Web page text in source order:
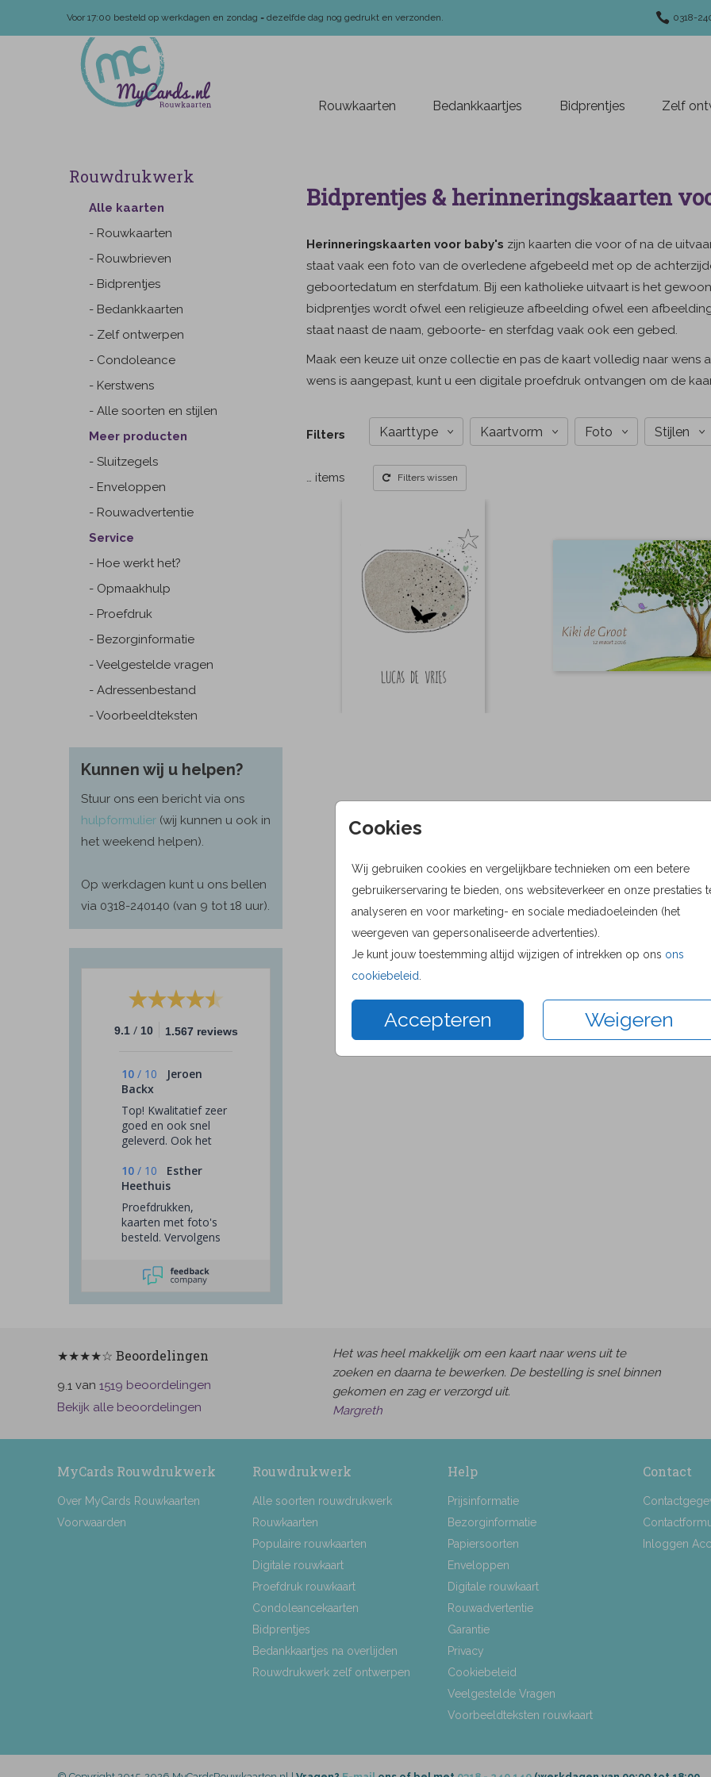
Voor 17:00 besteld op werkdagen en zondag = dezelfde dag nog gedrukt en verzonden. 0318-
Rouwkaarten Bedankkaartjes Bidprentjes Zelf
Cookies
Wij gebruiken cookies en vergelijkbare technieken om een betere
gebruikerservaring te bieden, ons websiteverkeer en onze prestaties
analyseren en voor marketing- en sociale mediadoeleinden (het
weergeven van gepersonaliseerde advertenties).
Je kunt jouw toestemming altijd wijzigen of intrekken op ons ons
cookiebeleid
Accepteren Weigeren
Rouwdrukwerk
Alle kaarten
- Rouwkaarten
- Rouwbrieven
- Bidprentjes
- Bedankkaarten
- Zelf ontwerpen
- Condoleance
- Kerstwens
- Alle soorten en stijlen
Meer producten
- Sluitzegels
- Enveloppen
- Rouwadvertentie
Service
- Hoe werkt het?
- Opmaakhulp
- Proefdruk
- Bezorginformatie
- Veelgestelde vragen
- Adressenbestand
- Voorbeeldteksten
Kunnen wij u helpen?
Stuur ons een bericht via ons
hulpformulier (wij kunnen u ook in
het weekend helpen).
Op werkdagen kunt u ons bellen
via 0318-240140 (van 9 tot 18 uur).
9.1 / 10 1.567 reviews
10 / 10
Jeroen
Backx
Top! Kwalitatief zeer
goed en ook snel
geleverd. Ook het
te maken is
gebruiksvriendelijk.
10 / 10
Esther
Heethuis
Proefdrukken,
kaarten met foto's
besteld. Vervolgens
gedaan,omdat ik
toch meer
Bidprentjes & herinneringskaarten
Herinneringskaarten voor baby's zijn kaarten die voor of na de
staat vaak een foto van de overledene afgebeeld met op de
geboortedatum en sterfdatum. Bij een katholieke uitvaart is het
bidprentjes wordt ofwel een religieuze afbeelding ofwel een
staat naast de naam, geboorte- en sterfdag vaak ook een gebed.
Maak een keuze uit onze collectie en pas de kaart volledig naar wens
wens is aangepast, kunt u een digitale proefdruk ontvangen om de
Filters Kaarttype Kaartvorm Foto Stijlen
… items Filters wissen
★★★★☆ Beoordelingen
9.1 van 1519 beoordelingen
Bekijk alle beoordelingen
Het was heel makkelijk om een kaart naar wens uit te
zoeken en daarna te bewerken. De bestelling is snel binnen
gekomen en zag er verzorgd uit.
Margreth
MyCards Rouwdrukwerk
Over MyCards Rouwkaarten
Voorwaarden
Rouwdrukwerk
Alle soorten rouwdrukwerk
Rouwkaarten
Populaire rouwkaarten
Digitale rouwkaart
Proefdruk rouwkaart
Condoleancekaarten
Bidprentjes
Bedankkaartjes na overlijden
Rouwdrukwerk zelf ontwerpen
Help
Prijsinformatie
Bezorginformatie
Papiersoorten
Enveloppen
Digitale rouwkaart
Rouwadvertentie
Garantie
Privacy
Cookiebeleid
Veelgestelde Vragen
Voorbeeldteksten rouwkaart
Contact
Inloggen